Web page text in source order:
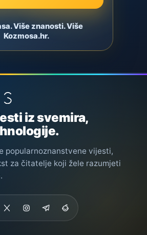
Više znanosti. Više
Kozmosa.hr.
iz svemira,
popularnoznanstvene vijesti,
za čitatelje koji žele razumjeti